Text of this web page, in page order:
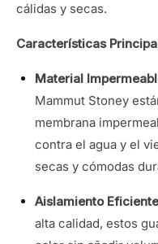
cálidas y secas.
Características
Material
Mammut Stoney
membrana
contra el agua y el
secas y cómodas
Aislamiento Eficiente
alta calidad, estos